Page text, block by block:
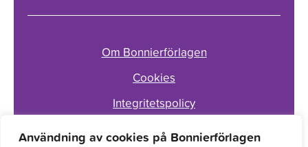
Användning av cookies på Bonnierförlagen
Om Bonnierförlagen
Cookies
Integritetspolicy